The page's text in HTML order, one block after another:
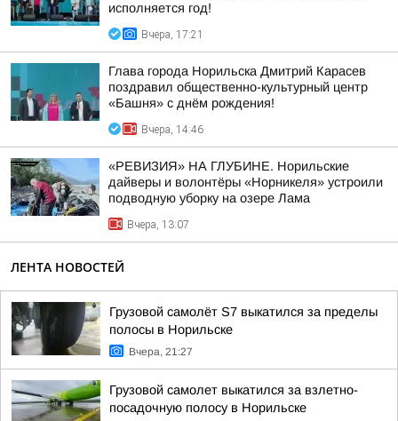
исполняется год!
Вчера, 17:21
Глава города Норильска Дмитрий Карасев
поздравил общественно-культурный центр
«Башня» с днём рождения!
Вчера, 14:46
«РЕВИЗИЯ» НА ГЛУБИНЕ. Норильские
дайверы и волонтёры «Норникеля» устроили
подводную уборку на озере Лама
Вчера, 13:07
ЛЕНТА НОВОСТЕЙ
Грузовой самолёт S7 выкатился за пределы
полосы в Норильске
Вчера, 21:27
Грузовой самолет выкатился за взлетно-
посадочную полосу в Норильске